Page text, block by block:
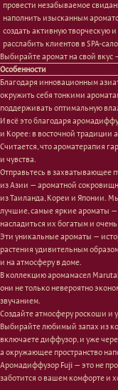
провести незабываемое
наполнить изысканным
создать активную творческую
расслабить клиентов в SPA-
Выбирайте аромат на свой
Особенности
Благодаря инновационным
окружить себя тонкими
поддерживать оптимальную
И всё это благодаря
и Корее: в восточной
Считается, что ароматерапия
и чувства.
Отправьтесь в захватывающее
из Азии — ароматной
из Таиланда, Кореи и Японии.
лучшие, самые яркие ароматы
насладиться их богатым и
Эти уникальные ароматы —
растения удивительным
и на атмосферу в доме.
В коллекцию аромамасел
они не только невероятно
звучанием.
Создайте атмосферу роскоши и
Выбирайте любимый запах из
включаете диффузор, и уже
а окружающее пространство
Аромадиффузор Fuji — это не
заботится о вашем комфорте и
Лицо
Проблемы
Очищение
Увлажнение/питание
Сыворотки/ эссенции
Ретинол
Защита от солнца
Тонизация
Восстановление
Маски и патчи
Уход за губами
Декоротивная косметика
Волосы
Проблемы